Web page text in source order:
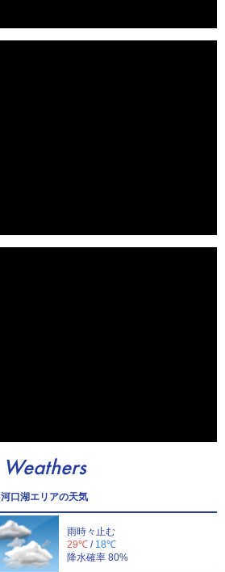
Weathers
河口湖エリアの天気
雨時々止む
29℃ / 18℃
降水確率 80%